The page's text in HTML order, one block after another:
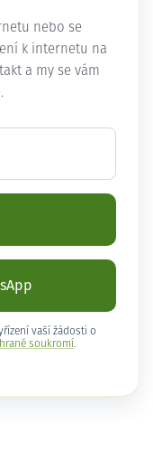
nebo se
k internetu na
a my se vám
vaší žádosti o
soukromí .